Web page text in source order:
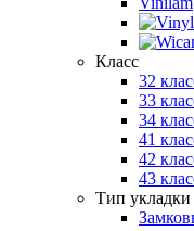
Класс
32
33
34
41
42
43
Тип укладки